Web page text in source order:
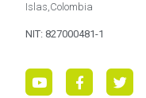
Islas,Colombia
NIT: 827000481-1